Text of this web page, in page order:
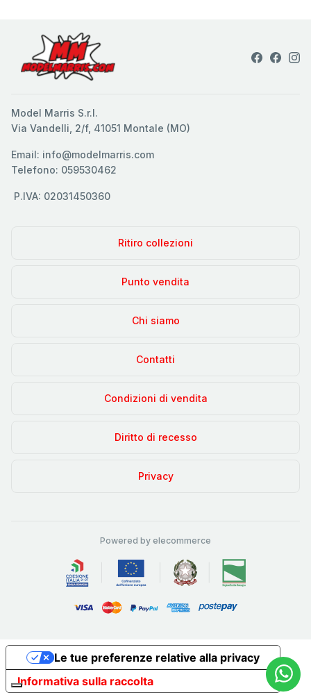
Model Marris S.r.l.
Via Vandelli, 2/f, 41051 Montale (MO)
Email: info@modelmarris.com
Telefono: 059530462
P.IVA: 02031450360
Ritiro collezioni
Punto vendita
Chi siamo
Contatti
Condizioni di vendita
Diritto di recesso
Privacy
Powered by elecommerce
Informativa sulla raccolta
Le tue preferenze relative alla privacy